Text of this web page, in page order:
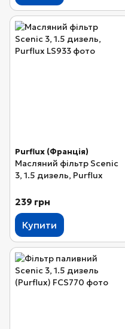
Purflux (Франція)
Масляний фільтр Scenic
3, 1.5 дизель, Purflux
239 грн
Купити